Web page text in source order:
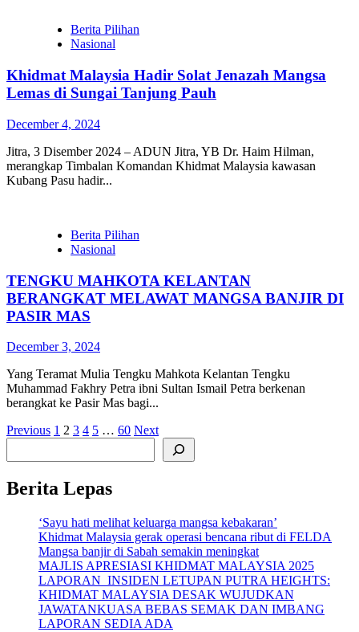
Berita Pilihan
Nasional
Khidmat Malaysia Hadir Solat Jenazah Mangsa
Lemas di Sungai Tanjung Pauh
December 4, 2024
Jitra, 3 Disember 2024 – ADUN Jitra, YB Dr. Haim Hilman,
merangkap Timbalan Komandan Khidmat Malaysia kawasan
Kubang Pasu hadir...
Berita Pilihan
Nasional
TENGKU MAHKOTA KELANTAN
BERANGKAT MELAWAT MANGSA BANJIR DI
PASIR MAS
December 3, 2024
Yang Teramat Mulia Tengku Mahkota Kelantan Tengku
Muhammad Fakhry Petra ibni Sultan Ismail Petra berkenan
berangkat ke Pasir Mas bagi...
Posts
Previous 1 2 3 4 5 … 60 Next
Berita Lepas
‘Sayu hati melihat keluarga mangsa kebakaran’
Khidmat Malaysia gerak operasi bencana ribut di FELDA
Mangsa banjir di Sabah semakin meningkat
MAJLIS APRESIASI KHIDMAT MALAYSIA 2025
LAPORAN INSIDEN LETUPAN PUTRA HEIGHTS:
KHIDMAT MALAYSIA DESAK WUJUDKAN
JAWATANKUASA BEBAS SEMAK DAN IMBANG
LAPORAN SEDIA ADA